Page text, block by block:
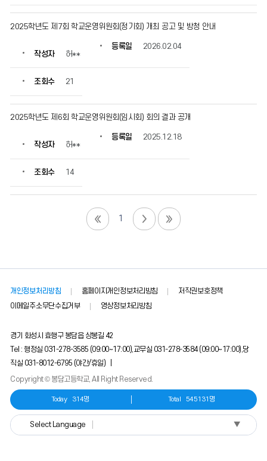
2025학년도 제7회 학교운영위원회(정기회) 개최 공고 및 방청 안내
작성자 허**
등록일 2026.02.04
조회수 21
2025학년도 제6회 학교운영위원회(임시회) 회의 결과 공개
작성자 허**
등록일 2025.12.18
조회수 14
1
개인정보처리방침 홈페이지개인정보처리방침
저작권보호정책
이메일주소무단수집거부
영상정보처리방침
경기 화성시 효행구 봉담읍 상봉길 42
Tel : 행정실 031-278-3585 (09:00~17:00),교무실 031-278-3584 (09:00~17:00),당
직실 031-8012-6795 (야간/휴일) |
Copyright © 봉담고등학교, All Right Reserved.
Today 314명 Total 545131명
Select Language ▼